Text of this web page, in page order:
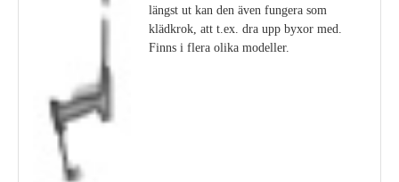
längst ut kan den även fungera som
klädkrok, att t.ex. dra upp byxor med.
Finns i flera olika modeller.